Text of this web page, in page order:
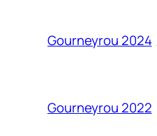
Gourneyrou 2024
Gourneyrou 2022